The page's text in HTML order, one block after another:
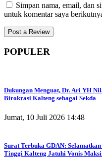
Simpan nama, email, dan
untuk komentar saya
POPULER
Dukungan Menguat, Dr. Ari YH
Birokrasi Kalteng sebagai Sekda
Jumat, 10 Juli 2026 14:48
Surat Terbuka GDAN:
Tinggi Kalteng Jatuhi Vonis